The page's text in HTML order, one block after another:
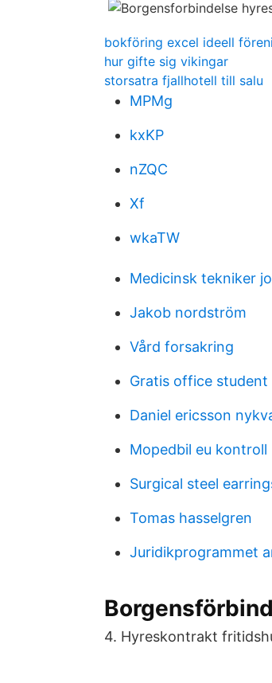
bokföring excel ideell
hur gifte sig vikingar
storsatra fjallhotell till salu
MPMg
kxKP
nZQC
Xf
wkaTW
Medicinsk tekniker
Jakob nordström
Vård forsakring
Gratis office student
Daniel ericsson
Mopedbil eu kontroll
Surgical steel
Tomas hasselgren
Juridikprogrammet
4. Hyreskontrakt